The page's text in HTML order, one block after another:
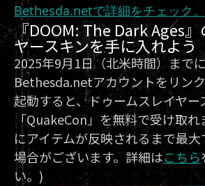
Bethesda.netで詳細をチェック。
『DOOM: The Dark Ages
ヤースキンを手に入れよう
2025年9月1日（北米時間）まで
Bethesda.netアカウントをリン
起動すると、ドゥームスレイヤー
「QuakeCon」を無料で受け取れ
にアイテムが反映されるまで最
場合がございます。詳細はこちら
い。)